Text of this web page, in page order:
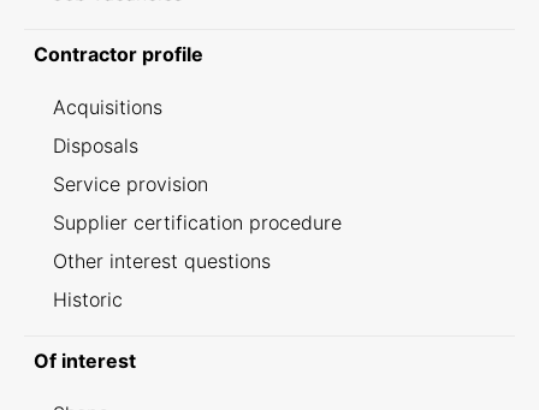
Contractor profile
Acquisitions
Disposals
Service provision
Supplier certification procedure
Other interest questions
Historic
Of interest